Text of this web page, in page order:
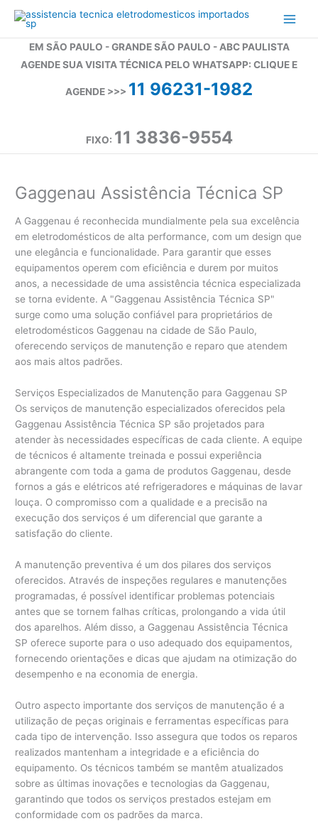
para
o
conteúdo
EM SÃO PAULO - GRANDE SÃO PAULO - ABC PAULISTA
AGENDE SUA VISITA TÉCNICA PELO WHATSAPP: CLIQUE E
AGENDE >>> 11 96231-1982
FIXO: 11 3836-9554
Gaggenau Assistência Técnica SP
A Gaggenau é reconhecida mundialmente pela sua excelência
em eletrodomésticos de alta performance, com um design que
une elegância e funcionalidade. Para garantir que esses
equipamentos operem com eficiência e durem por muitos
anos, a necessidade de uma assistência técnica especializada
se torna evidente. A "Gaggenau Assistência Técnica SP"
surge como uma solução confiável para proprietários de
eletrodomésticos Gaggenau na cidade de São Paulo,
oferecendo serviços de manutenção e reparo que atendem
aos mais altos padrões.
Serviços Especializados de Manutenção para Gaggenau SP
Os serviços de manutenção especializados oferecidos pela
Gaggenau Assistência Técnica SP são projetados para
atender às necessidades específicas de cada cliente. A equipe
de técnicos é altamente treinada e possui experiência
abrangente com toda a gama de produtos Gaggenau, desde
fornos a gás e elétricos até refrigeradores e máquinas de lavar
louça. O compromisso com a qualidade e a precisão na
execução dos serviços é um diferencial que garante a
satisfação do cliente.
A manutenção preventiva é um dos pilares dos serviços
oferecidos. Através de inspeções regulares e manutenções
programadas, é possível identificar problemas potenciais
antes que se tornem falhas críticas, prolongando a vida útil
dos aparelhos. Além disso, a Gaggenau Assistência Técnica
SP oferece suporte para o uso adequado dos equipamentos,
fornecendo orientações e dicas que ajudam na otimização do
desempenho e na economia de energia.
Outro aspecto importante dos serviços de manutenção é a
utilização de peças originais e ferramentas específicas para
cada tipo de intervenção. Isso assegura que todos os reparos
realizados mantenham a integridade e a eficiência do
equipamento. Os técnicos também se mantêm atualizados
sobre as últimas inovações e tecnologias da Gaggenau,
garantindo que todos os serviços prestados estejam em
conformidade com os padrões da marca.